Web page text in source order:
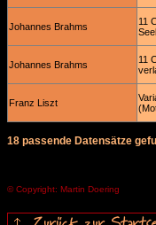
Johannes Brahms
11
Johannes Brahms
11
Franz Liszt
18 passende Datensätze
© Copyright: Martin Doering